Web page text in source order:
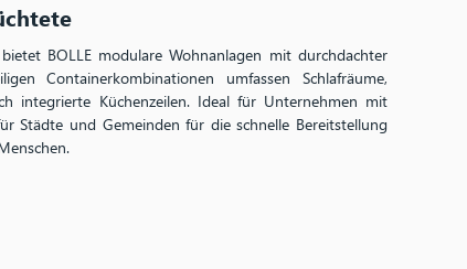
BOLLE modulare Wohnanlagen mit durchdachter
Containerkombinationen umfassen Schlafräume,
integrierte Küchenzeilen. Ideal für Unternehmen mit
Städte und Gemeinden für die schnelle Bereitstellung